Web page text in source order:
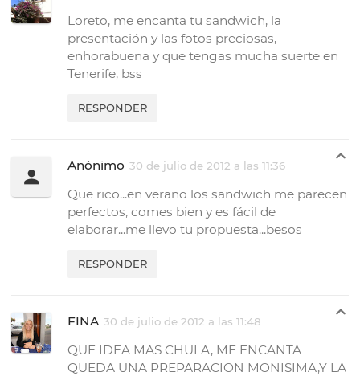
Loreto, me encanta tu sandwich, la
presentación y las fotos preciosas,
enhorabuena y que tengas mucha suerte en
Tenerife, bss
RESPONDER
Anónimo 30 de julio de 2012 a las 11:36
Que rico...en verano los sandwich me parecen
perfectos, comes bien y es fácil de
elaborar...me llevo tu propuesta...besos
RESPONDER
FINA 30 de julio de 2012 a las 11:48
QUE IDEA MAS CHULA, ME ENCANTA
QUEDA UNA PREPARACION MONISIMA,Y LA